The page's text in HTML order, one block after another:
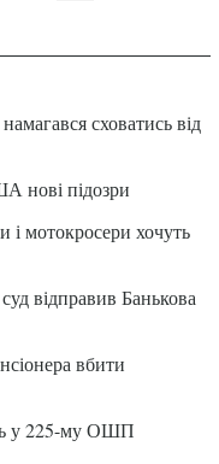
сховатись від
нові підозри
і мотокросери хочуть
відправив Банькова
вбити
у 225-му ОШП